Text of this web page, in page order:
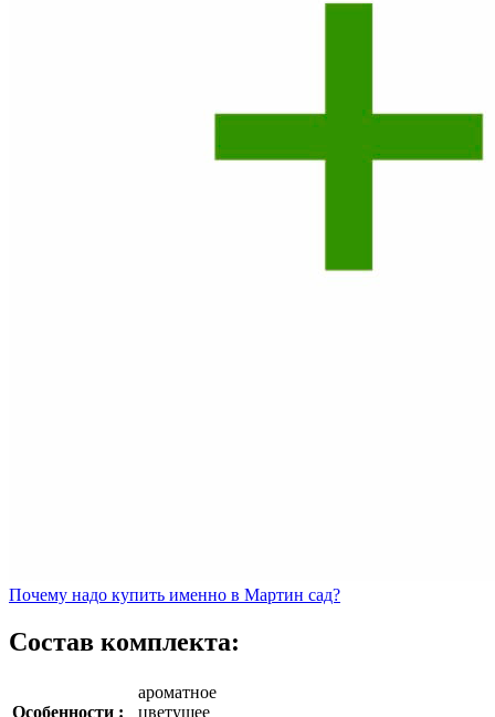
Почему надо купить именно в Мартин сад?
Состав комплекта:
Особенности :
ароматное
цветущее